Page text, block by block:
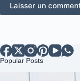
Laisser un
Popular Posts